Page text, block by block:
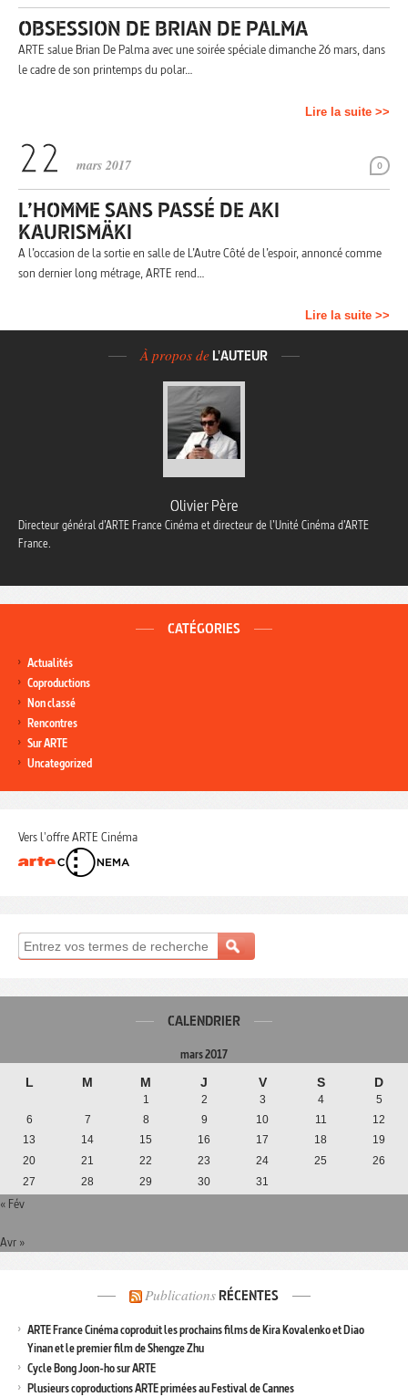
OBSESSION DE BRIAN DE PALMA
ARTE salue Brian De Palma avec une soirée spéciale dimanche 26 mars, dans
le cadre de son printemps du polar…
Lire la suite >>
0
mars 2017
L’HOMME SANS PASSÉ DE AKI
KAURISMÄKI
A l’occasion de la sortie en salle de L’Autre Côté de l’espoir, annoncé comme
son dernier long métrage, ARTE rend…
Lire la suite >>
À propos de L'AUTEUR
Olivier Père
Directeur général d’ARTE France Cinéma et directeur de l’Unité Cinéma d’ARTE
France.
CATÉGORIES
Actualités
Coproductions
Non classé
Rencontres
Sur ARTE
Uncategorized
Vers l'offre ARTE Cinéma
CALENDRIER
mars 2017
L M M J V S D
1 2 3 4
5
6
7 8 9 10 11
12
13
14 15 16 17 18
19
20
21 22 23 24 25
26
27
28 29 30 31
« Fév
Avr »
Publications RÉCENTES
ARTE France Cinéma coproduit les prochains films de Kira Kovalenko et Diao
Yinan et le premier film de Shengze Zhu
Cycle Bong Joon-ho sur ARTE
Plusieurs coproductions ARTE primées au Festival de Cannes